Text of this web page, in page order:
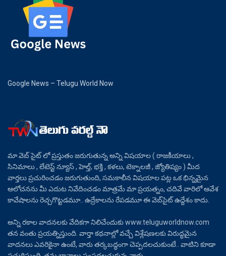
Google News – Telugu World Now
మా వెబ్ సైట్ లో ప్రస్తుతం జరుగుతున్న అన్ని విషయాల ( రాజకీయాలు ,
సినిమాలు , లేటెస్ట్ న్యూస్ , హెల్త్, భక్తి , కళలు, టెక్నాలజీ , జ్యోతిష్యం ) మీద
వార్తలు ప్రచురించడం జరుగుతుంది, సమకాలీన విషయాల పట్ల ఒక భిన్నమైన
ఆలోచనను మీ ఎదుట నివేదించడం మాత్రమే మా ప్రయత్నం, చదివే వారిలో ఆవేశ
కావేషాలను రెచ్చగొట్టడమూ.. ఉద్రేకాలను రేపడమూ ఈ వెబ్‌సైట్ ఉద్దేశం కాదు.
అన్ని రకాల వాదనలకు వేదికగా నిలిచేందుకు www.teluguworldnow.com
తన వంతు ప్రయత్నిస్తుంది. వార్తా కథనాల్లో వచ్చే విశ్లేషణలకు విరుద్ధమైన
వాదనలు ఎవరికైనా ఉంటే, వారు తర్కబద్ధంగా చెప్పదలచుకుంటే.. వాటిని కూడా